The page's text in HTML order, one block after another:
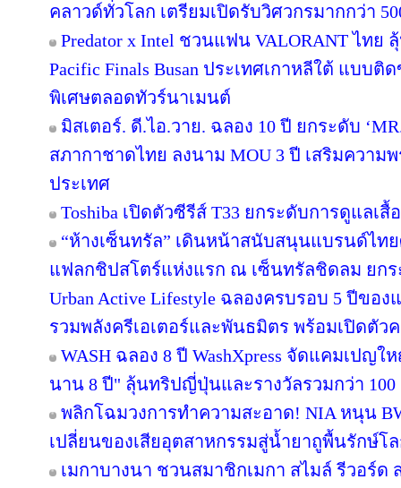
คลาวด์ทั่วโลก เตรียมเปิดรับวิศวกรมากกว่า
Predator x Intel ชวนแฟน VALORANT ไท
Pacific Finals Busan ประเทศเกาหลีใต้ แบบ
พิเศษตลอดทัวร์นาเมนต์
มิสเตอร์. ดี.ไอ.วาย. ฉลอง 10 ปี ยกระดับ
สภากาชาดไทย ลงนาม MOU 3 ปี เสริมความ
ประเทศ
Toshiba เปิดตัวซีรีส์ T33 ยกระดับการดูแลเ
“ห้างเซ็นทรัล” เดินหน้าสนับสนุนแบรนด์ไทย
แฟลกชิปสโตร์แห่งแรก ณ เซ็นทรัลชิดลม ยก
Urban Active Lifestyle ฉลองครบรอบ 5 ปีของ
รวมพลังครีเอเตอร์และพันธมิตร พร้อมเปิดตัว
WASH ฉลอง 8 ปี WashXpress จัดแคมเปญ
นาน 8 ปี" ลุ้นทริปญี่ปุ่นและรางวัลรวมกว่า 100
พลิกโฉมวงการทำความสะอาด! NIA หนุน
เปลี่ยนของเสียอุตสาหกรรมสู่น้ำยาถูพื้นรักษ์โ
เมกาบางนา ชวนสมาชิกเมกา สไมล์ รีวอร์ด